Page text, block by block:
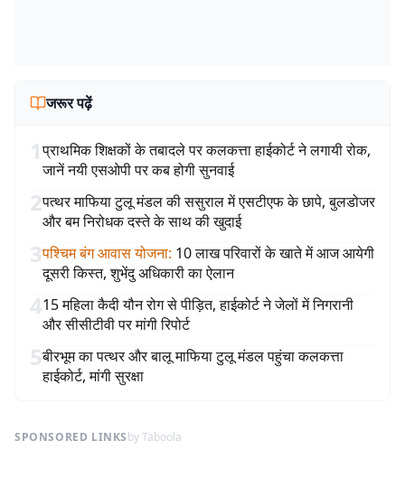
जरूर पढ़ें
1प्राथमिक शिक्षकों के तबादले पर कलकत्ता हाईकोर्ट ने लगायी रोक,
जानें नयी एसओपी पर कब होगी सुनवाई
2पत्थर माफिया टुलू मंडल की ससुराल में एसटीएफ के छापे, बुलडोजर
और बम निरोधक दस्ते के साथ की खुदाई
3पश्चिम बंग आवास योजना: 10 लाख परिवारों के खाते में आज आयेगी
दूसरी किस्त, शुभेंदु अधिकारी का ऐलान
415 महिला कैदी यौन रोग से पीड़ित, हाईकोर्ट ने जेलों में निगरानी
और सीसीटीवी पर मांगी रिपोर्ट
5बीरभूम का पत्थर और बालू माफिया टुलू मंडल पहुंचा कलकत्ता
हाईकोर्ट, मांगी सुरक्षा
SPONSORED LINKSby Taboola